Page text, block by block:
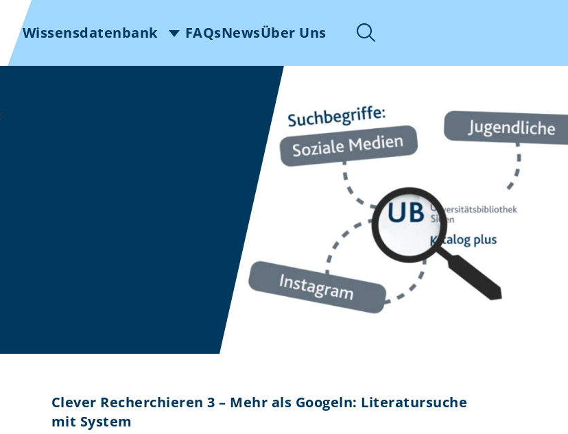
Wissensdatenbank FAQsNewsÜber Uns
Clever Recherchieren 3 – Mehr als Googeln: Literatursuche
mit System